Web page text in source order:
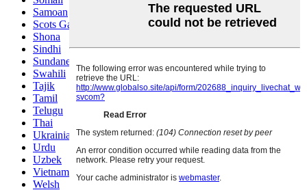
Samoan
Scots Gaelic
Shona
Sindhi
Sundanese
Swahili
Tajik
Tamil
Telugu
Thai
Ukrainian
Urdu
Uzbek
Vietnamese
Welsh